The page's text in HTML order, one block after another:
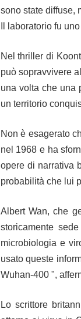
sono state diffuse,
Il ​​laboratorio fu
Nel thriller di
può sopravvivere
una volta che una
un territorio
Non è esagerato
nel 1968 e ha
opere di narrativa
probabilità che lui
Albert Wan, che
storicamente
microbiologia e
usato queste
Wuhan-400 ",
Lo scrittore